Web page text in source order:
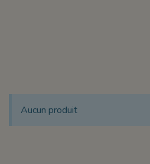
Aucun produit